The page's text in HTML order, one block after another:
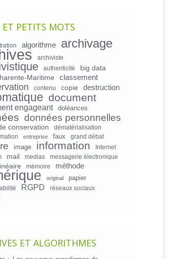
ET PETITS MOTS
algorithme archivage
archiviste
authenticité big data
Maritime classement
contenu copie destruction
document
engageant doléances
données personnelles
conservation
dématérialisation
entreprise faux grand débat
image information Internet
mail medias messagerie électronique
mémoire méthode
original papier
RGPD réseaux sociaux
ET ALGORITHMES